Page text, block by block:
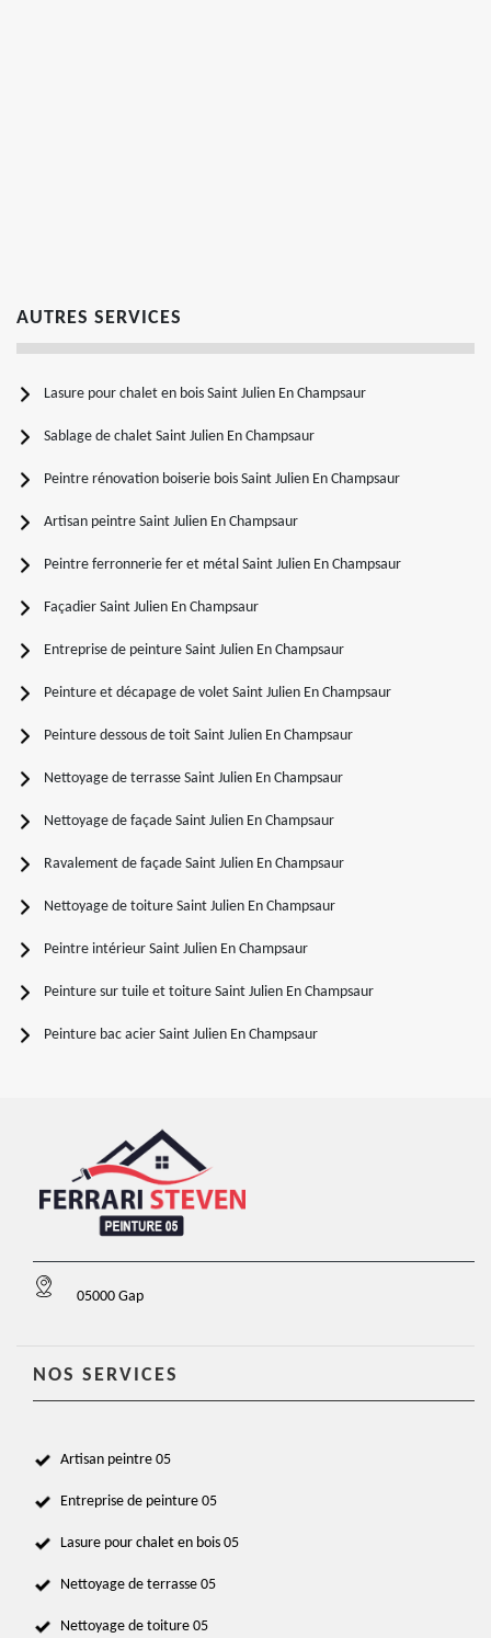
AUTRES SERVICES
Lasure pour chalet en bois Saint Julien En Champsaur
Sablage de chalet Saint Julien En Champsaur
Peintre rénovation boiserie bois Saint Julien En Champsaur
Artisan peintre Saint Julien En Champsaur
Peintre ferronnerie fer et métal Saint Julien En Champsaur
Façadier Saint Julien En Champsaur
Entreprise de peinture Saint Julien En Champsaur
Peinture et décapage de volet Saint Julien En Champsaur
Peinture dessous de toit Saint Julien En Champsaur
Nettoyage de terrasse Saint Julien En Champsaur
Nettoyage de façade Saint Julien En Champsaur
Ravalement de façade Saint Julien En Champsaur
Nettoyage de toiture Saint Julien En Champsaur
Peintre intérieur Saint Julien En Champsaur
Peinture sur tuile et toiture Saint Julien En Champsaur
Peinture bac acier Saint Julien En Champsaur
05000 Gap
NOS SERVICES
Artisan peintre 05
Entreprise de peinture 05
Lasure pour chalet en bois 05
Nettoyage de terrasse 05
Nettoyage de toiture 05